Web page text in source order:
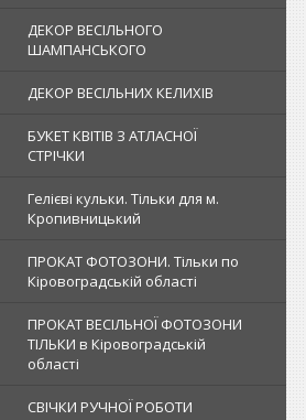
ДЕКОР ВЕСІЛЬНОГО
ШАМПАНСЬКОГО
ДЕКОР ВЕСІЛЬНИХ КЕЛИХІВ
БУКЕТ КВІТІВ З АТЛАСНОЇ
СТРІЧКИ
Гелієві кульки. Тільки для м.
Кропивницький
ПРОКАТ ФОТОЗОНИ. Тільки по
Кіровоградській області
ПРОКАТ ВЕСІЛЬНОЇ ФОТОЗОНИ
ТІЛЬКИ в Кіровоградській
області
СВІЧКИ РУЧНОЇ РОБОТИ